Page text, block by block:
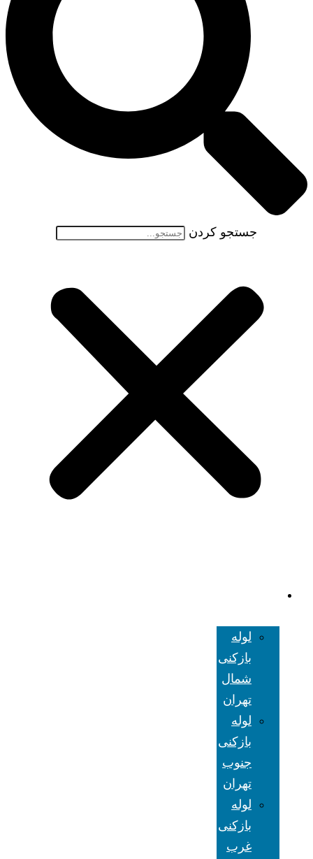
جستجو کردن
لوله
بازکنی
شمال
تهران
لوله
بازکنی
جنوب
تهران
لوله
بازکنی
غرب